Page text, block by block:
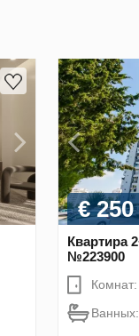
€
Квартира
№223900
Комнат:
Ванных: